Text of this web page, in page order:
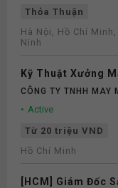
Thỏa Thuận
Hà Nội, Hồ Chí
Ninh
Kỹ Thuật Xưởng
CÔNG TY TNHH MAY
Active
Từ 20 triệu VND
Hồ Chí Minh
[HCM] Giám Đốc